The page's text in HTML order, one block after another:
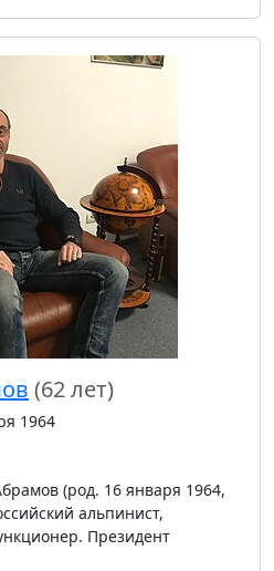
(62 лет)
1964
(род. 16 января 1964,
альпинист,
Президент